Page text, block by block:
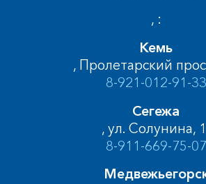
, :
Кемь
, Пролетарский
8-921-012-91-33
Сегежа
, ул. Солунина,
8-911-669-75-07